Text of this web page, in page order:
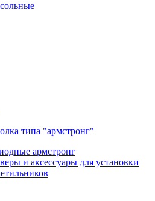
типа "армстронг"
армстронг
и аксессуары для установки